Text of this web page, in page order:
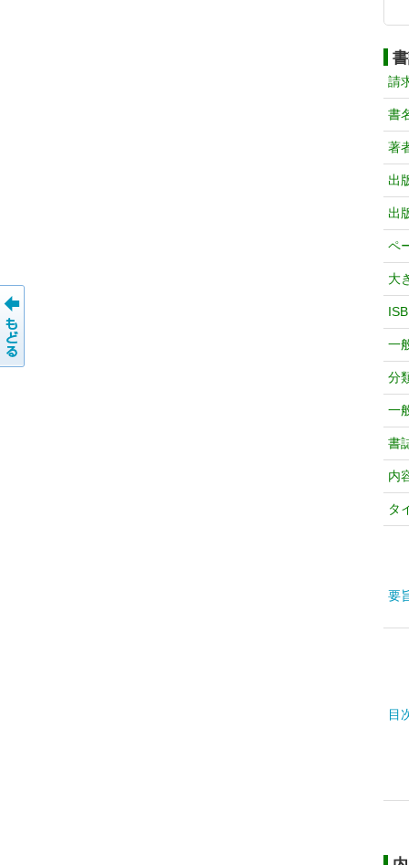
請
書
著
出
出
ペ
大
一
分
一
書
内
タ
要
目